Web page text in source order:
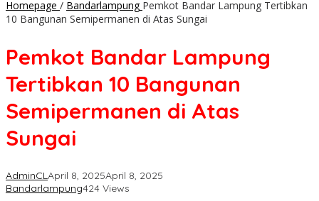
Homepage / Bandarlampung Pemkot Bandar Lampung Tertibkan
10 Bangunan Semipermanen di Atas Sungai
Pemkot Bandar Lampung
Tertibkan 10 Bangunan
Semipermanen di Atas
Sungai
AdminCLApril 8, 2025April 8, 2025
Bandarlampung424 Views